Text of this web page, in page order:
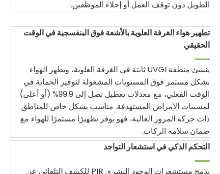
الطويل دون توقف العمل أو إجلاء الموظفين.
تطهير هواء الغرفة العلوية بالأشعة فوق البنفسجية في الوقت
الحقيقي
ينشئ منطقة UVGI ثابتة في الغرفة العلوية، ويطهر الهواء
بشكل مستمر فوق المستويات المشغولة لتوفير الحماية في
الوقت الفعلي، مع معدلات تعطيل تصل إلى 99.9% (أو أعلى)
لمسببات الأمراض المستهدفة. مناسب بشكل خاص للمناطق
ذات حركة المرور العالية، فهو يوفر تطهيرًا مستمرًا للهواء مع
ضمان سلامة الركاب.
التحكم الذكي في استشعار التواجد
يدمج مستشعرات الوجود البشري PIR للكشف التلقائي عن